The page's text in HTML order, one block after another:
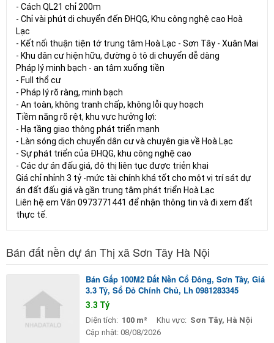
- Cách QL21 chỉ 200m
- Chỉ vài phút di chuyển đến ĐHQG, Khu công nghệ cao Hoà
Lạc
- Kết nối thuận tiện tớ trung tâm Hoà Lạc - Sơn Tây - Xuân Mai
- Khu dân cư hiện hữu, đường ô tô di chuyển dễ dàng
Pháp lý minh bạch - an tâm xuống tiền
- Full thổ cư
- Pháp lý rõ ràng, minh bạch
- An toàn, không tranh chấp, không lỗi quy hoạch
Tiềm năng rõ rệt, khu vực hưởng lợi:
- Hạ tầng giao thông phát triển mạnh
- Làn sóng dịch chuyển dân cư và chuyên gia về Hoà Lạc
- Sự phát triển của ĐHQG, khu công nghệ cao
- Các dự án đấu giá, đô thị liên tục được triẻn khai
Giá chỉ nhỉnh 3 tỷ -mức tài chính khá tốt cho một vị trí sát dự
án đất đấu giá và gần trung tâm phát triển Hoà Lạc
Liên hệ em Vân 0973771441 để nhận thông tin và đi xem đất
thực tế.
Bán đất nền dự án Thị xã Sơn Tây Hà Nội
Bán Gấp 100M2 Đất Nền Cổ Đông, Sơn Tây, Giá
3.3 Tỷ, Sổ Đỏ Chính Chủ, Lh 0981283345
3.3 Tỷ
Diện tích: 100 m² Khu vực: Sơn Tây, Hà Nội
Cập nhật: 08/08/2026